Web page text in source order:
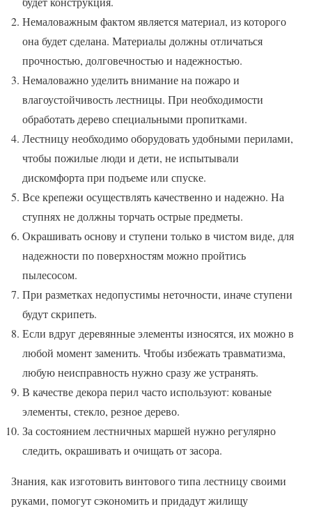
Немаловажным фактом является материал, из которого
она будет сделана. Материалы должны отличаться
прочностью, долговечностью и надежностью.
Немаловажно уделить внимание на пожаро и
влагоустойчивость лестницы. При необходимости
обработать дерево специальными пропитками.
Лестницу необходимо оборудовать удобными перилами,
чтобы пожилые люди и дети, не испытывали
дискомфорта при подъеме или спуске.
Все крепежи осуществлять качественно и надежно. На
ступнях не должны торчать острые предметы.
Окрашивать основу и ступени только в чистом виде, для
надежности по поверхностям можно пройтись
пылесосом.
При разметках недопустимы неточности, иначе ступени
будут скрипеть.
Если вдруг деревянные элементы износятся, их можно в
любой момент заменить. Чтобы избежать травматизма,
любую неисправность нужно сразу же устранять.
В качестве декора перил часто используют: кованые
элементы, стекло, резное дерево.
За состоянием лестничных маршей нужно регулярно
следить, окрашивать и очищать от засора.
Знания, как изготовить винтового типа лестницу своими
руками, помогут сэкономить и придадут жилищу